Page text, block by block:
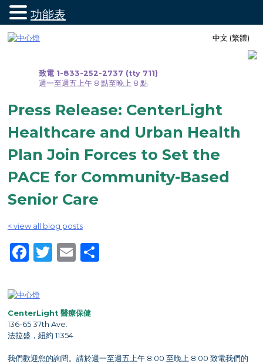
致電 1-833-252-2737 (tty 711)
週一至週五上午 8 點至晚上 8 點
中文 (繁體)
Press Release: CenterLight
Healthcare and Urban Health
Plan Join Forces to Set the
PACE for Community-Based
Senior Care
< view all blog posts
Facebook
Twitter
EmailShare
CenterLight 醫療保健
136-65 37th Ave.
法拉盛，紐約 11354
我們歡迎您的詢問。請於週一至週五上午 8:00 至晚上 8:00 致電我們的
功能表